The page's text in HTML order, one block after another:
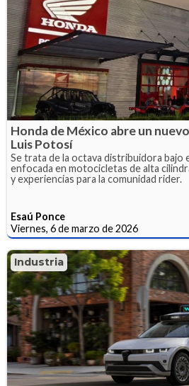
Honda de México abre un
Luis Potosí
Se trata de la octava distribuidora
enfocada en motocicletas de alta
y experiencias para la comunidad rider.
Esaú Ponce
Viernes, 6 de marzo de 2026
Industria